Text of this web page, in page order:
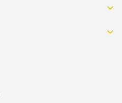

